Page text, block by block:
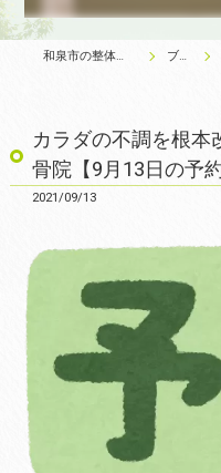
和泉市の整体は笑福整骨院 ブログ
カラダの不調を根本
骨院【9月13日の予約
2021/09/13